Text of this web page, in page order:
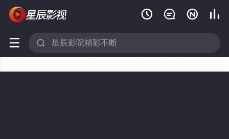
   
 